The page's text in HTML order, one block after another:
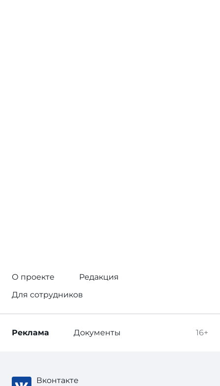
О проекте
Редакция
Для сотрудников
16+
Реклама Документы
Вконтакте